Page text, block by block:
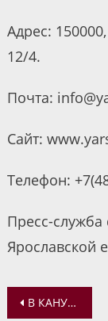
Адрес:
12/4.
Почта:
Сайт:
Телефон:
Пресс-
Ярославской
В КАНУН ВОЗНЕСЕНИЯ ГОСПОДНЯ МИТРОПОЛИТ ВАДИМ СОВЕРШИЛ ВСЕНОЩНОЕ БДЕНИЕ В УСПЕНСКОМ СОБОРЕ